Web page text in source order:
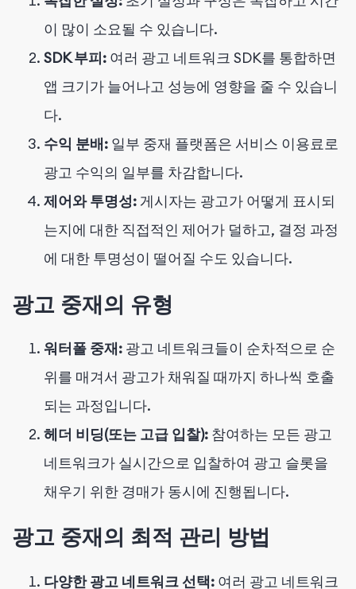
이 많이 소요될 수 있습니다.
SDK 부피: 여러 광고 네트워크 SDK를 통합하면
앱 크기가 늘어나고 성능에 영향을 줄 수 있습니
다.
수익 분배: 일부 중재 플랫폼은 서비스 이용료로
광고 수익의 일부를 차감합니다.
제어와 투명성: 게시자는 광고가 어떻게 표시되
는지에 대한 직접적인 제어가 덜하고, 결정 과정
에 대한 투명성이 떨어질 수도 있습니다.
광고 중재의 유형
워터폴 중재: 광고 네트워크들이 순차적으로 순
위를 매겨서 광고가 채워질 때까지 하나씩 호출
되는 과정입니다.
헤더 비딩(또는 고급 입찰): 참여하는 모든 광고
네트워크가 실시간으로 입찰하여 광고 슬롯을
채우기 위한 경매가 동시에 진행됩니다.
광고 중재의 최적 관리 방법
다양한 광고 네트워크 선택: 여러 광고 네트워크